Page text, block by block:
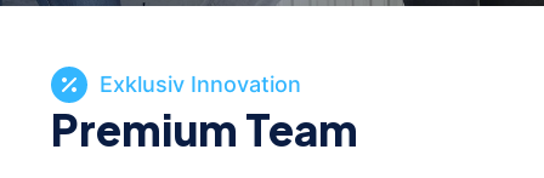
Exklusiv Innovation
Premium Team